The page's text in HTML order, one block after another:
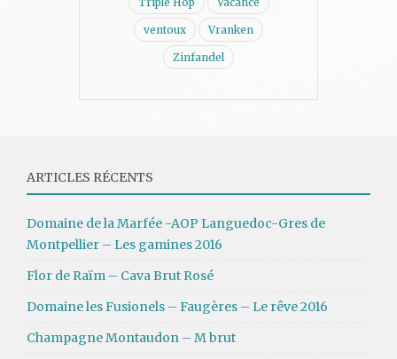
ventoux Vranken
Zinfandel
ARTICLES RÉCENTS
Domaine de la Marfée -AOP Languedoc-Gres de
Montpellier – Les gamines 2016
Flor de Raïm – Cava Brut Rosé
Domaine les Fusionels – Faugères – Le rêve 2016
Champagne Montaudon – M brut